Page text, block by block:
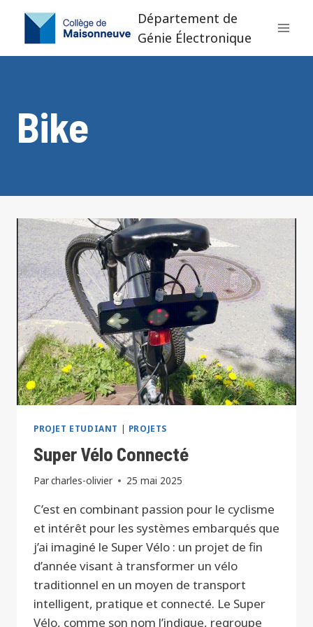
contenu
Département de
Génie Électronique
Bike
PROJET ETUDIANT | PROJETS
Super Vélo Connecté
Parcharles-olivier 25 mai 2025
C’est en combinant passion pour le cyclisme
et intérêt pour les systèmes embarqués que
j’ai imaginé le Super Vélo : un projet de fin
d’année visant à transformer un vélo
traditionnel en un moyen de transport
intelligent, pratique et connecté. Le Super
Vélo, comme son nom l’indique, regroupe